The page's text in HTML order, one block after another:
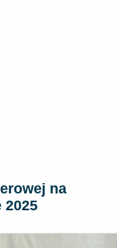
na
2025